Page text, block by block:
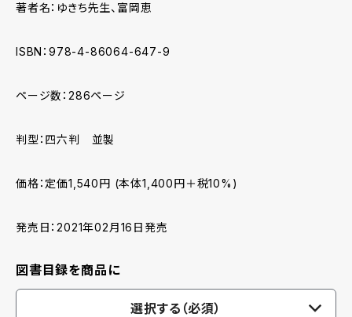
著者名：ゆきち先生、富岡恵
ISBN：978-4-86064-647-9
ページ数：286ページ
判型：四六判 並製
価格：定価1,540円 (本体1,400円＋税10%)
発売日：2021年02月16日発売
図書目録を商品に
選択する（必須）